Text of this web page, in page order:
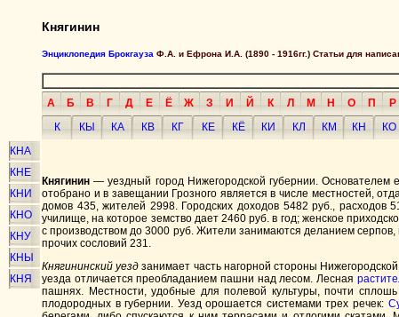
Княгинин
Энциклопедия Брокгауза Ф.А. и Ефрона И.А. (1890 - 1916гг.) Статьи для
А Б В Г Д Е Ё Ж З И Й К Л М Н О П Р
К
КЫ КА КВ КГ КЕ КЁ КИ КЛ КМ КН КО
КНА
КНЕ
КНИ
КНО
КНУ
КНЫ
КНЯ
Княгинин — уездный город Нижегородской губернии. Основателем
отобрано и в завещании Грозного является в числе местностей,
домов 435, жителей 2998. Городских доходов 5482 руб., расходов
училище, на которое земство дает 2460 руб. в год; женское
с производством до 3000 руб. Жители занимаются деланием
прочих сословий 231.
Княгининский уезд занимает часть нагорной стороны
уезда отличается преобладанием пашни над лесом. Лесная
пашнях. Местности, удобные для полевой культуры, почти
плодородных в губернии. Уезд орошается системами трех речек: